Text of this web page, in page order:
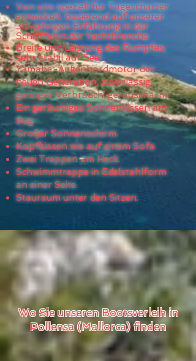
Von uns speziell für Tagescharter
entwickelt, basierend auf unserer
30-jährigen Erfahrung in der
Schifffahrt.der Yachtbranche
Breite und Leistung des Rumpfes,
sehr stabil auf See!
Yamaha-Außenbordmotor der
neuen Generation, zuverlässig,
geringer Verbrauch, geräuscharm.
Ein geräumiges Sonnenkissen am
Bug
Großer Sonnenschirm.
Kopfkissen wie auf einem Sofa
Zwei Treppen am Heck.
Schwimmtreppe in Edelstahlform
an einer Seite.
Stauraum unter den Sitzen.
Wo Sie unseren Bootsverleih in
Pollensa (Mallorca) finden